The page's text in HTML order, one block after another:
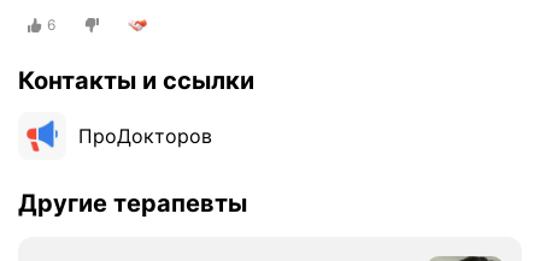
а
и
в
е
6
Контакты и ссылки
ПроДокторов
Другие терапевты